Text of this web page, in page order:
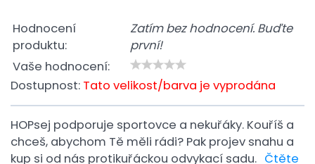
Hodnocení
produktu:
Zatím bez hodnocení. Buďte
první!
Vaše hodnocení:
Dostupnost: Tato velikost/barva je vyprodána
HOPsej podporuje sportovce a nekuřáky. Kouříš a
chceš, abychom Tě měli rádi? Pak projev snahu a
kup si od nás protikuřáckou odvykací sadu. Čtěte